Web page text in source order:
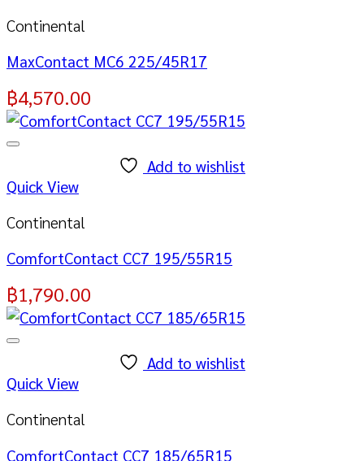
Continental
MaxContact MC6 225/45R17
฿4,570.00
Add to wishlist
Quick View
Continental
ComfortContact CC7 195/55R15
฿1,790.00
Add to wishlist
Quick View
Continental
ComfortContact CC7 185/65R15